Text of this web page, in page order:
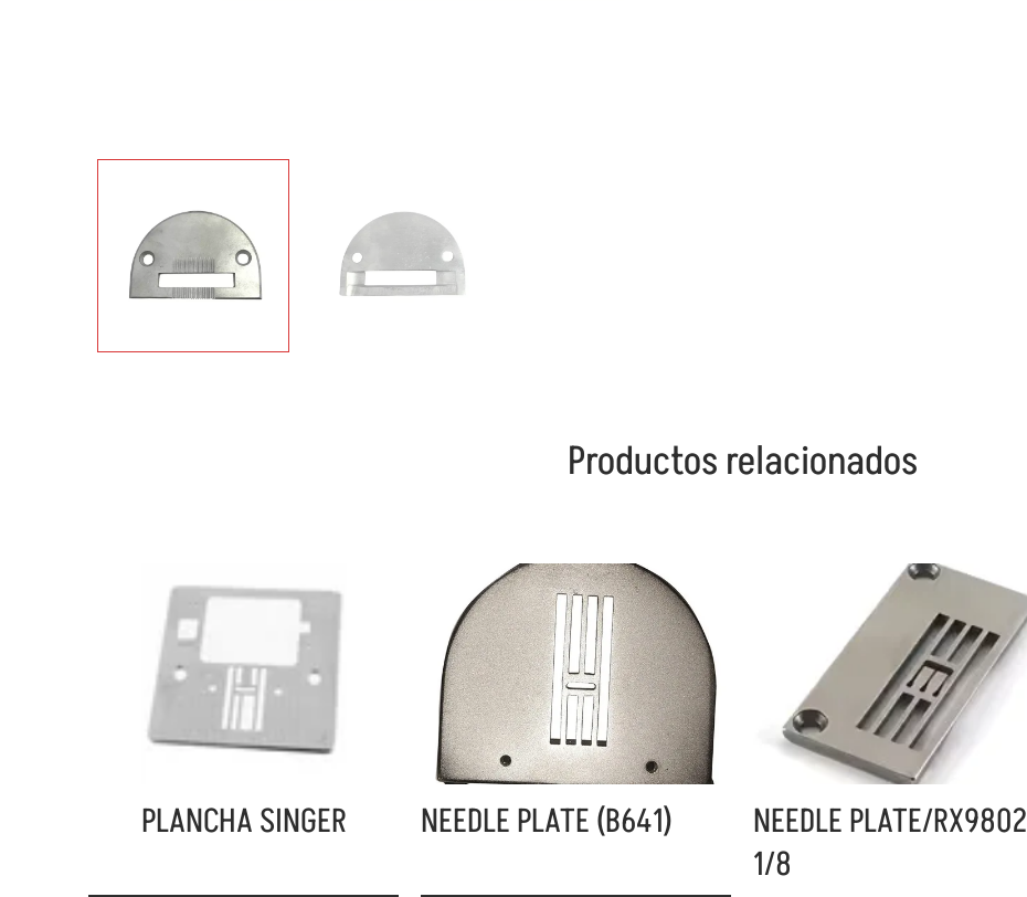
Productos relacionados
PLANCHA SINGER NEEDLE PLATE (B641)
NEEDLE PLATE/RX9802
1/8